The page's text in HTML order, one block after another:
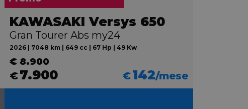
KAWASAKI Versys 650
Gran Tourer Abs my24
2026 | 7048 km | 649 cc | 67 Hp | 49 Kw
€ 8.900
€7.900 €142/mese